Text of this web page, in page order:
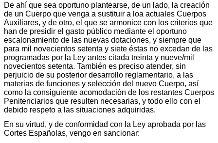
De ahí que sea oportuno plantearse, de un lado, la creación
de un Cuerpo que venga a sustituir a loa actuales Cuerpos
Auxiliares, y de otro, el que se armonice con los criterios que
han de presidir el gasto público mediante el oportuno
escalonamiento de las nuevas dotaciones, y siempre que
para mil novecientos setenta y siete éstas no excedan de las
programadas por la Ley antes citada treinta y nueve/mil
novecientos setenta. También es preciso atender, sin
perjuicio de su posterior desarrollo reglamentario, a las
materias de funciones y selección del nuevo Cuerpo, así
como la consiguiente acomodación de los restantes Cuerpos
Penitenciarios que resulten necesarias, y todo ello con el
debido respeto a las situaciones adquiridas.
En su virtud, y de conformidad con la Ley aprobada por las
Cortes Españolas, vengo en sancionar: